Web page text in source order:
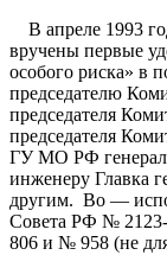
В апреле 1993
вручены первые
особого риска» в
председателю
председателя
председателя
ГУ МО РФ
инженеру Главка
другим. Во —
Совета РФ №
806 и № 958 (не